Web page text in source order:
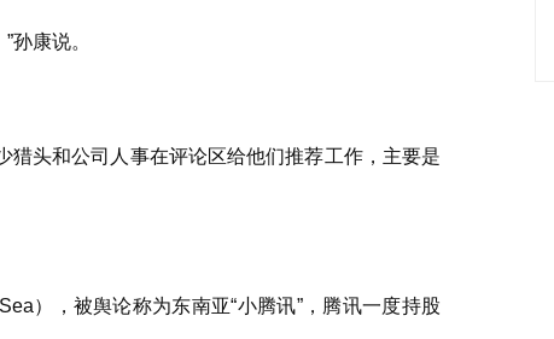
孙康说。
头和公司人事在评论区给他们推荐工作，主要是
），被舆论称为东南亚“小腾讯”，腾讯一度持股